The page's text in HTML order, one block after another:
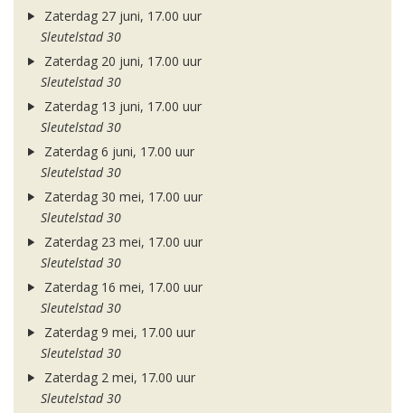
Zaterdag 27 juni, 17.00 uur
Sleutelstad 30
Zaterdag 20 juni, 17.00 uur
Sleutelstad 30
Zaterdag 13 juni, 17.00 uur
Sleutelstad 30
Zaterdag 6 juni, 17.00 uur
Sleutelstad 30
Zaterdag 30 mei, 17.00 uur
Sleutelstad 30
Zaterdag 23 mei, 17.00 uur
Sleutelstad 30
Zaterdag 16 mei, 17.00 uur
Sleutelstad 30
Zaterdag 9 mei, 17.00 uur
Sleutelstad 30
Zaterdag 2 mei, 17.00 uur
Sleutelstad 30